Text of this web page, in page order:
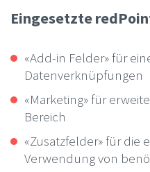
Eingesetzte
«Add-in Felder» für
Datenverknüpfungen
«Marketing» für
Bereich
«Zusatzfelder» für die
Verwendung von